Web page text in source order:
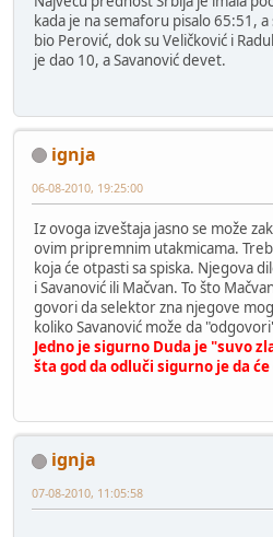
kada je na semaforu pisalo 65:51,
bio Perović, dok su Veličković i
je dao 10, a Savanović devet.
ignja
06-08-2010, 19:25:00
Iz ovoga izveštaja jasno se može
ovim pripremnim utakmicama.
koja će otpasti sa spiska. Njegova
i Savanović ili Mačvan. To što
govori da selektor zna njegove
koliko Savanović može da
Jedno je sigurno Duda je "suvo
šta god da odluči sigurno je da
ignja
07-08-2010, 11:05:58